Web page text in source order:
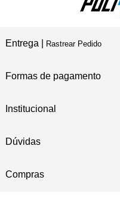
Entrega | Rastrear Pedido
Formas de pagamento
Institucional
Dúvidas
Compras